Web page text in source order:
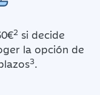
2si decide
la opción de
3.